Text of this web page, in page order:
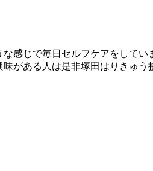
な感じで毎日セルフケアをして
がある人は是非塚田はりきゅう